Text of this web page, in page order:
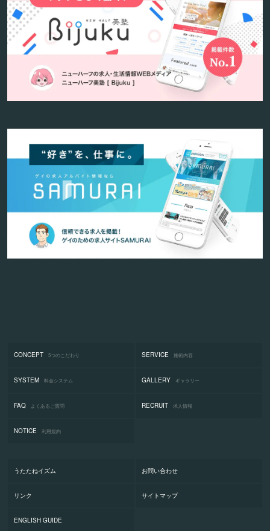
CONCEPT 5つのこだわり SERVICE 施術内容
SYSTEM 料金システム GALLERY ギャラリー
FAQ よくあるご質問 RECRUIT 求人情報
NOTICE 利用規約
うたたねイズム お問い合わせ
リンク サイトマップ
ENGLISH GUIDE